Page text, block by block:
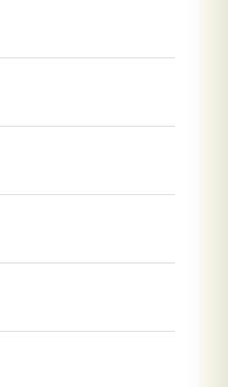
＋クール代金
めて支払いがご
用の場合≫
時点でお支払い
時間を頂く商品
承くださいま
送致します。
ては出荷時期が
に発送いたしま
お客様のお手元
にお受け出来ま
損や不良品、あ
が届いた場合
着後３日以内に
は、ご注文画面
さい。なお、お
形態が異なりま
関してはメール
します。
きましてはお届
す。予めご了承
はポイントを利
の「お支払い方
ント利用を入力
舗では利用でき